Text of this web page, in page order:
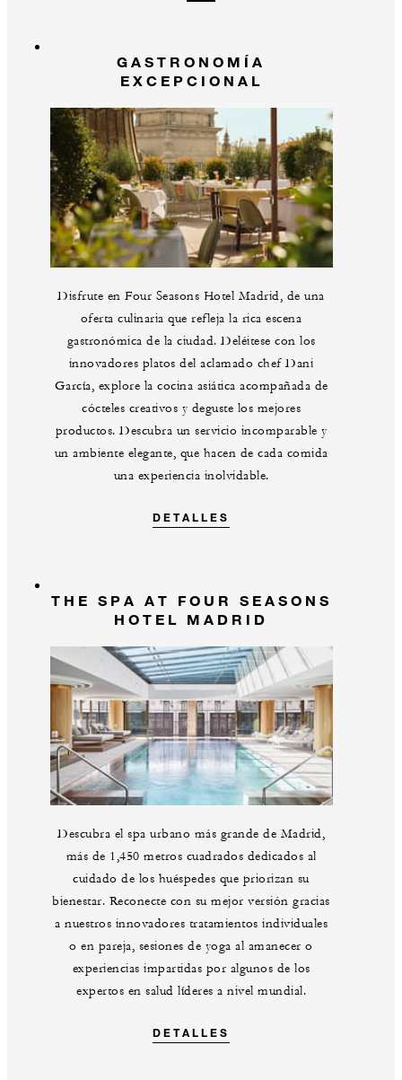
GASTRONOMÍA
EXCEPCIONAL
Disfrute en Four Seasons Hotel Madrid, de una
oferta culinaria que refleja la rica escena
gastronómica de la ciudad. Deléitese con los
innovadores platos del aclamado chef Dani
García, explore la cocina asiática acompañada de
cócteles creativos y deguste los mejores
productos. Descubra un servicio incomparable y
un ambiente elegante, que hacen de cada comida
una experiencia inolvidable.
DETALLES
THE SPA AT FOUR SEASONS
HOTEL MADRID
Descubra el spa urbano más grande de Madrid,
más de 1,450 metros cuadrados dedicados al
cuidado de los huéspedes que priorizan su
bienestar. Reconecte con su mejor versión gracias
a nuestros innovadores tratamientos individuales
o en pareja, sesiones de yoga al amanecer o
experiencias impartidas por algunos de los
expertos en salud líderes a nivel mundial.
DETALLES